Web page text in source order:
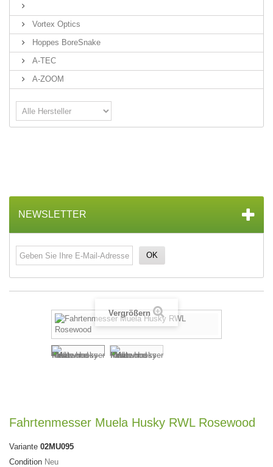
Vortex Optics
Hoppes BoreSnake
A-TEC
A-ZOOM
NEWSLETTER
OK
Vergrößern
Fahrtenmesser Muela Husky RWL Rosewood
Variante 02MU095
Condition Neu